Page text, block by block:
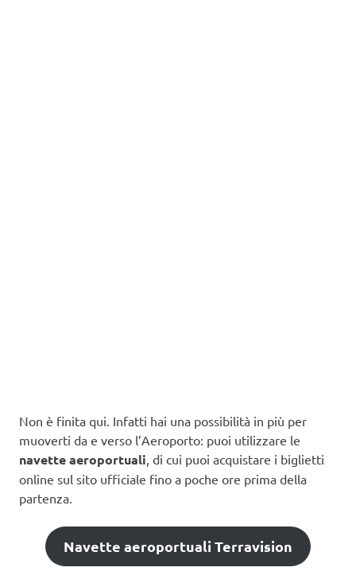
Non è finita qui. Infatti hai una possibilità in più per
muoverti da e verso l’Aeroporto: puoi utilizzare le
navette aeroportuali, di cui puoi acquistare i biglietti
online sul sito ufficiale fino a poche ore prima della
partenza.
Navette aeroportuali Terravision